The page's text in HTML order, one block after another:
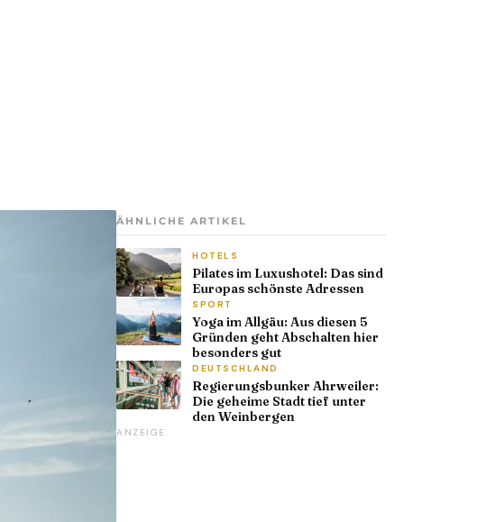
ÄHNLICHE ARTIKEL
HOTELS
Pilates im Luxushotel: Das sind
Europas schönste Adressen
SPORT
Yoga im Allgäu: Aus diesen 5
Gründen geht Abschalten hier
besonders gut
DEUTSCHLAND
Regierungsbunker Ahrweiler:
Die geheime Stadt tief unter
den Weinbergen
ANZEIGE